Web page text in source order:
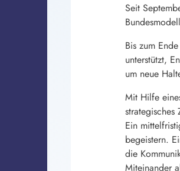
Seit
Bis zum
unterstützt,
um neue
Mit Hilfe
Ein
begeistern.
die
Miteinander